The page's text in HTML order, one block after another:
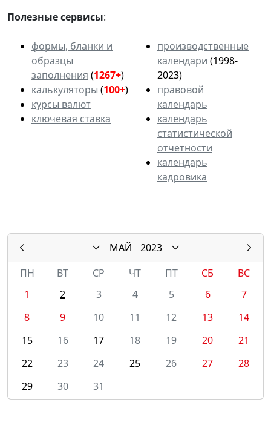
Полезные сервисы:
формы, бланки и
образцы
заполнения (1267+)
калькуляторы (100+)
курсы валют
ключевая ставка
производственные
календари (1998-
2023)
правовой
календарь
календарь
статистической
отчетности
календарь
кадровика
МАЙ
2023
ПН
ВТ СР ЧТ ПТ СБ
ВС
1
2 3 4 5 6
7
8
9 10 11 12 13
14
15
16 17 18 19 20
21
22
23 24 25 26 27
28
29
30 31